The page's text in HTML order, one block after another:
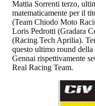
Mattia Sorrenti terzo,
matematicamente per il
(Team Chiodo Moto
Loris Pedrotti (Gradara
(Racing Tech Aprilia).
questo ultimo round
Gennai rispettivamente
Real Racing Team.